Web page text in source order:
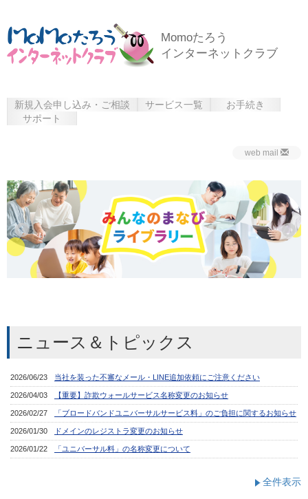
Momoたろう
インターネットクラブ
新規入会申し込み・ご相談 サービス一覧
お手続き
サポート
web mail
ニュース＆トピックス
全件表示